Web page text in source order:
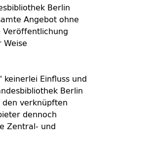
Berlin
Angebot ohne
Einfluss und
Berlin
verknüpften
dennoch
Zentral- und